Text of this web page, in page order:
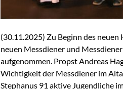
(30.11.2025) Zu Beginn des
neuen Messdiener und
aufgenommen. Propst Andreas
Wichtigkeit der Messdiener im
Stephanus 91 aktive Jugendliche